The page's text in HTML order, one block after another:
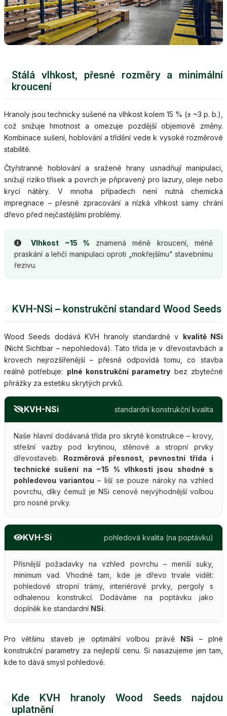
03Stálá vlhkost, přesné rozměry a minimální
kroucení
Hranoly jsou technicky sušené na vlhkost kolem 15 % (± ~3 p. b.),
což snižuje hmotnost a omezuje pozdější objemové změny.
Kombinace sušení, hoblování a třídění vede k vysoké rozměrové
stabilitě.
Čtyřstranné hoblování a sražené hrany usnadňují manipulaci,
snižují riziko třísek a povrch je připravený pro lazury, oleje nebo
krycí nátěry. V mnoha případech není nutná chemická
impregnace – přesné zpracování a nízká vlhkost samy chrání
dřevo před nejčastějšími problémy.
Vlhkost ~15 % znamená méně kroucení, méně
praskání a lehčí manipulaci oproti „mokřejšímu" stavebnímu
řezivu.
04KVH-NSi – konstrukční standard Wood Seeds
Wood Seeds dodává KVH hranoly standardně v kvalitě NSi
(Nicht Sichtbar – nepohledová). Tato třída je v dřevostavbách a
krovech nejrozšířenější – přesně odpovídá tomu, co stavba
reálně potřebuje: plné konstrukční parametry bez zbytečné
přirážky za estetiku skrytých prvků.
KVH-NSi standardní konstrukční kvalita
Naše hlavní dodávaná třída pro skryté konstrukce – krovy,
střešní vazby pod krytinou, stěnové a stropní prvky
dřevostaveb. Rozměrová přesnost, pevnostní třída i
technické sušení na ~15 % vlhkosti jsou shodné s
pohledovou variantou – liší se pouze nároky na vzhled
povrchu, díky čemuž je NSi cenově nejvýhodnější volbou
pro nosné prvky.
KVH-Si pohledová kvalita (na poptávku)
Přísnější požadavky na vzhled povrchu – menší suky,
minimum vad. Vhodné tam, kde je dřevo trvale vidět:
pohledové stropní trámy, interiérové prvky, pergoly s
odhalenou konstrukcí. Dodáváme na poptávku jako
doplněk ke standardní NSi.
Pro většinu staveb je optimální volbou právě NSi – plné
konstrukční parametry za nejlepší cenu. Si nasazujeme jen tam,
kde to dává smysl pohledově.
05Kde KVH hranoly Wood Seeds najdou
uplatnění